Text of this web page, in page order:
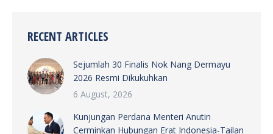
RECENT ARTICLES
Sejumlah 30 Finalis Nok Nang Dermayu
2026 Resmi Dikukuhkan
6 August, 2026
Kunjungan Perdana Menteri Anutin
Cerminkan Hubungan Erat Indonesia-Tailan